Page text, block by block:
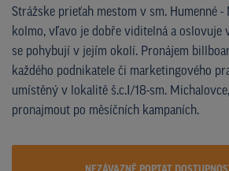
Strážske prieťah mestom v sm. Humenné -
kolmo, vľavo je dobře viditelná a oslovuje
se pohybují v jejím okolí. Pronájem
každého podnikatele či marketingového
umístěný v lokalitě š.c.I/18-sm.
pronajmout po měsíčních kampaních.